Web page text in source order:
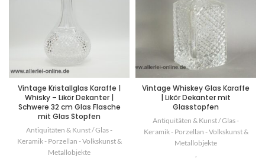
Vintage Kristallglas Karaffe |
Whisky – Likör Dekanter |
Schwere 32 cm Glas Flasche
mit Glas Stopfen
Antiquitäten & Kunst / Glas -
Keramik - Porzellan - Volkskunst &
Metallobjekte
Vintage Whiskey Glas Karaffe
| Likör Dekanter mit
Glasstopfen
Antiquitäten & Kunst / Glas -
Keramik - Porzellan - Volkskunst &
Metallobjekte
,